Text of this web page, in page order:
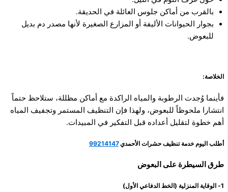
بالقرب من أماكن جلوس العائلة في الحديقة.
بجوار الحيوانات الأليفة أو المزارع الصغيرة لأنها مصدر دم بديل
للبعوض.
الخلاصة:
فأينما وُجدت الرطوبة والمياه الراكدة مع أماكن مظللة، ستلاحظ حتماً
انتشارا ملحوظاً للبعوض، ولهذا فإن التنظيف المستمر وتجفيف المياه
أهم خطوة لتقليل أعداده قبل التفكير في المبيدات.
أطلب اليوم خدمة تنظيف حشرات الأحمدي99214147
طرق السيطرة على البعوض
1- الوقاية المنزلية (الخط الدفاعي الأول)